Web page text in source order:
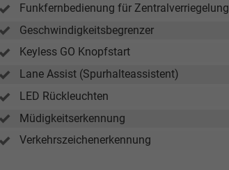
Funkfernbedienung für Zentralverriegelung
Geschwindigkeitsbegrenzer
Keyless GO Knopfstart
Lane Assist (Spurhalteassistent)
LED Rückleuchten
Müdigkeitserkennung
Verkehrszeichenerkennung